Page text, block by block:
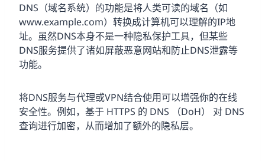
DNS（域名系统）的功能是将人类可读的域名（如
www.example.com）转换成计算机可以理解的IP地
址。虽然DNS本身不是一种隐私保护工具，但某些
DNS服务提供了诸如屏蔽恶意网站和防止DNS泄露等
功能。
将DNS服务与代理或VPN结合使用可以增强你的在线
安全性。例如，基于 HTTPS 的 DNS （DoH） 对 DNS
查询进行加密，从而增加了额外的隐私层。